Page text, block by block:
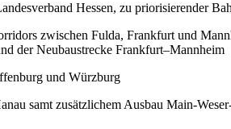
Hessen, zu priorisierender
zwischen Fulda, Frankfurt und
der Neubaustrecke Frankfurt–Mannheim
und Würzburg
samt zusätzlichem Ausbau Main-